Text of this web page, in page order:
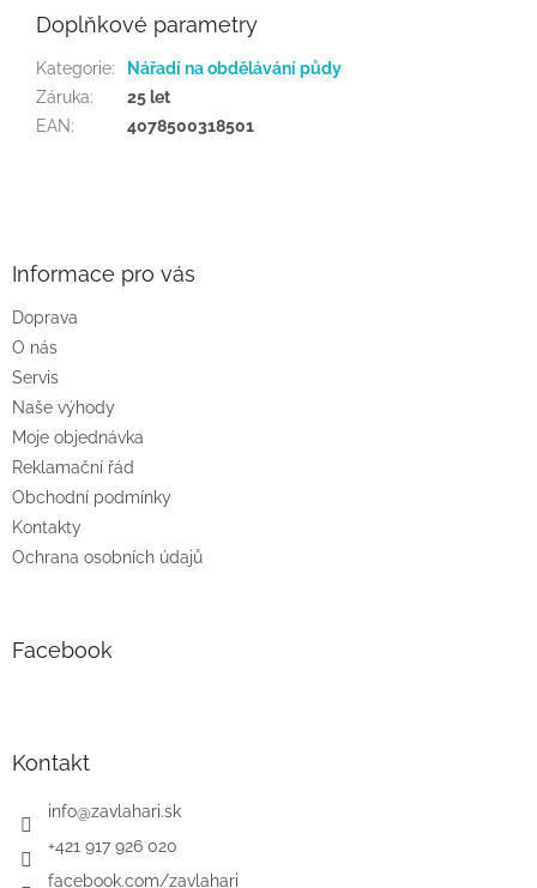
Doplňkové parametry
Kategorie:
Nářadí na obdělávání půdy
Záruka:
25 let
EAN: 4078500318501
Informace pro vás
Doprava
O nás
Servis
Naše výhody
Moje objednávka
Reklamační řád
Obchodní podmínky
Kontakty
Ochrana osobních údajů
Facebook
Kontakt
info@zavlahari.sk
+421 917 926 020
facebook.com/zavlahari